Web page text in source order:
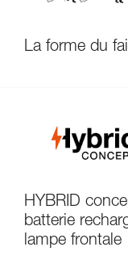
La forme du
HYBRID
batterie
lampe frontale